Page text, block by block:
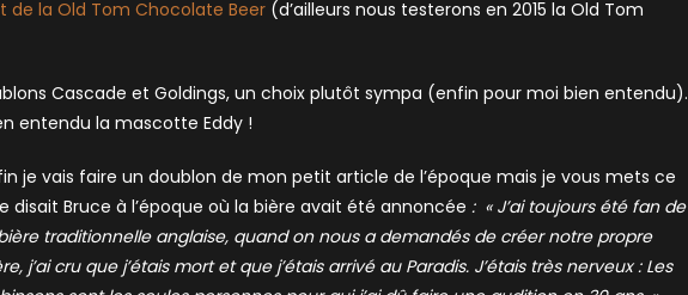
de la Old Tom Chocolate Beer (d’ailleurs nous testerons en 2015 la Old Tom
Cascade et Goldings, un choix plutôt sympa (enfin pour moi bien entendu).
entendu la mascotte Eddy !
je vais faire un doublon de mon petit article de l’époque mais je vous mets ce
disait Bruce à l’époque où la bière avait été annoncée : « J’ai toujours été fan de
traditionnelle anglaise, quand on nous a demandés de créer notre propre
j’ai cru que j’étais mort et que j’étais arrivé au Paradis. J’étais très nerveux : Les